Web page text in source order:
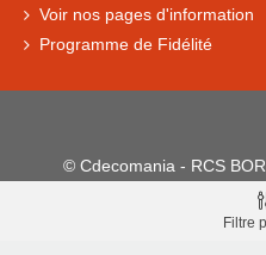
Voir nos pages d'information
Programme de Fidélité
© Cdecomania - RCS
344 037 213 001 31 -
Filtre